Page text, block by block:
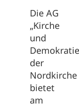
Die AG
„Kirche
und
der
Nordkirche
bietet
am